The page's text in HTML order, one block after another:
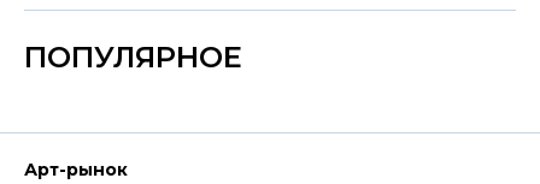
ПОПУЛЯРНОЕ
Арт-рынок